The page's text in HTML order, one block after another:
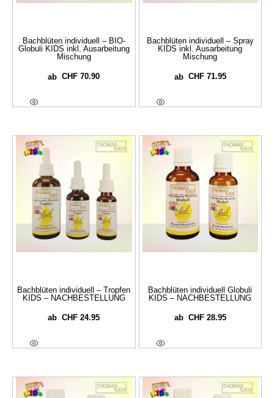
Bachblüten individuell – BIO-
Globuli KIDS inkl. Ausarbeitung
Mischung
abCHF 70.90
Bachblüten individuell – Spray
KIDS inkl. Ausarbeitung
Mischung
ab CHF71.95
Bachblüten individuell – Tropfen
KIDS – NACHBESTELLUNG
abCHF 24.95
Bachblüten individuell Globuli
KIDS – NACHBESTELLUNG
ab CHF28.95